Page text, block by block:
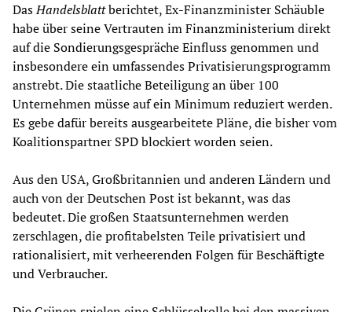
DasHandelsblattberichtet, Ex-Finanzminister Schäuble
habe über seine Vertrauten im Finanzministerium direkt
auf die Sondierungsgespräche Einfluss genommen und
insbesondere ein umfassendes Privatisierungsprogramm
anstrebt. Die staatliche Beteiligung an über 100
Unternehmen müsse auf ein Minimum reduziert werden.
Es gebe dafür bereits ausgearbeitete Pläne, die bisher vom
Koalitionspartner SPD blockiert worden seien.
Aus den USA, Großbritannien und anderen Ländern und
auch von der Deutschen Post ist bekannt, was das
bedeutet. Die großen Staatsunternehmen werden
zerschlagen, die profitabelsten Teile privatisiert und
rationalisiert, mit verheerenden Folgen für Beschäftigte
und Verbraucher.